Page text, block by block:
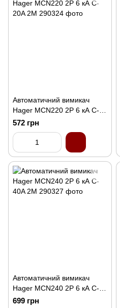
Автоматичний вимикач
Hager MCN220 2P 6 кА C-
20A 2M
572 грн
Автоматичний вимикач
Hager MCN240 2P 6 кА C-
40A 2M
699 грн